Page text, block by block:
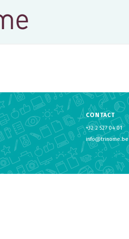
CONTACT
+32 2 527 04 01
info@trinome.be